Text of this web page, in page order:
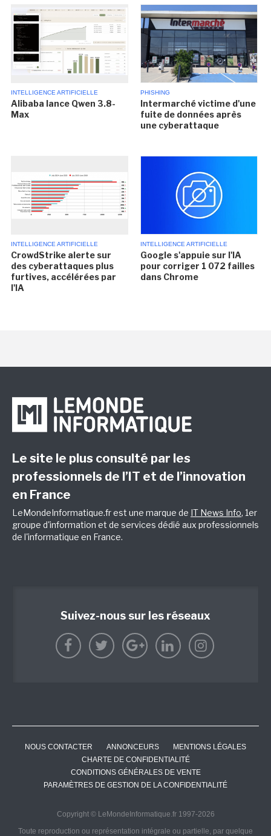
INTELLIGENCE ARTIFICIELLE
Alibaba lance Qwen 3.8-
Max
PHISHING
Intermarché victime d'une
fuite de données après
une cyberattaque
INTELLIGENCE ARTIFICIELLE
CrowdStrike alerte sur
des cyberattaques plus
furtives, accélérées par
l'IA
INTELLIGENCE ARTIFICIELLE
Google s'appuie sur l'IA
pour corriger 1 072 failles
dans Chrome
Le site le plus consulté par les
professionnels de l’IT et de l’innovation
en France
LeMondeInformatique.fr est une marque de IT News Info, 1er
groupe d'information et de services dédié aux professionnels
de l'informatique en France.
Suivez-nous sur les réseaux
NOUS CONTACTER ANNONCEURS
MENTIONS LÉGALES
CHARTE DE CONFIDENTIALITÉ
CONDITIONS GÉNÉRALES DE VENTE
PARAMÈTRES DE GESTION DE LA CONFIDENTIALITÉ
Copyright © LeMondeInformatique.fr 1997-2026
Toute reproduction ou représentation intégrale ou partielle, par quelque